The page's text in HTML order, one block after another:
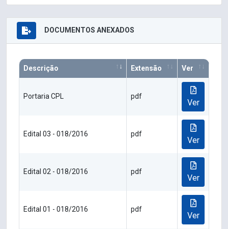
DOCUMENTOS ANEXADOS
Descrição Extensão Ver
Portaria CPL pdf
Ver
Edital 03 - 018/2016 pdf
Ver
Edital 02 - 018/2016 pdf
Ver
Edital 01 - 018/2016 pdf
Ver